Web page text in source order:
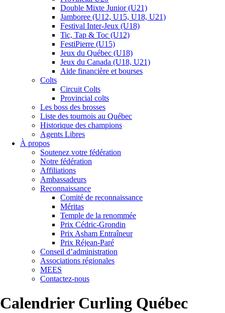
Double Mixte Junior (U21)
Jamboree (U12, U15, U18, U21)
Festival Inter-Jeux (U18)
Tic, Tap & Toc (U12)
FestiPierre (U15)
Jeux du Québec (U18)
Jeux du Canada (U18, U21)
Aide financière et bourses
Colts
Circuit Colts
Provincial colts
Les boss des brosses
Liste des tournois au Québec
Historique des champions
Agents Libres
À propos
Soutenez votre fédération
Notre fédération
Affiliations
Ambassadeurs
Reconnaissance
Comité de reconnaissance
Méritas
Temple de la renommée
Prix Cédric-Grondin
Prix Asham Entraîneur
Prix Réjean-Paré
Conseil d’administration
Associations régionales
MEES
Contactez-nous
Calendrier Curling Québec